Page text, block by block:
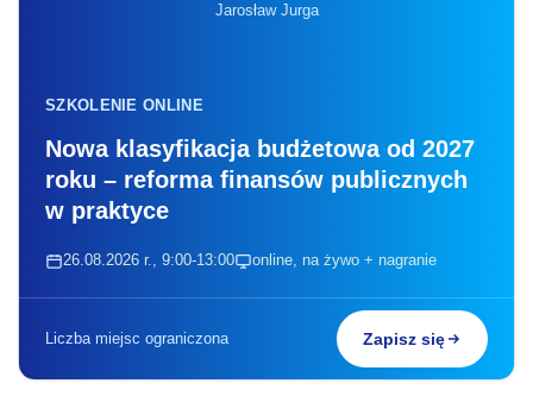
Jarosław Jurga
SZKOLENIE ONLINE
Nowa klasyfikacja budżetowa od 2027
roku – reforma finansów publicznych
w praktyce
26.08.2026 r., 9:00-13:00 online, na żywo + nagranie
Liczba miejsc ograniczona Zapisz się